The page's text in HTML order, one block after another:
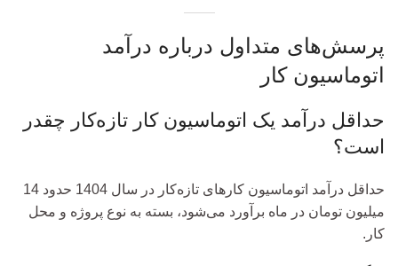
پرسش‌های متداول درباره درآمد
اتوماسیون کار
حداقل درآمد یک اتوماسیون کار تازه‌کار چقدر
است؟
حداقل درآمد اتوماسیون کارهای تازه‌کار در سال 1404 حدود 14
میلیون تومان در ماه برآورد می‌شود، بسته به نوع پروژه و محل
کار.